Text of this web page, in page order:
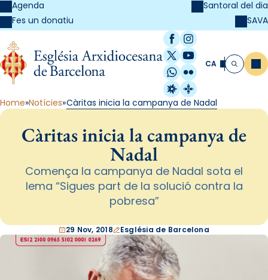
Agenda
Fes un donatiu
Santoral del dia
SAVA
Facebook
Instagram
X / Twitter
YouTube
WhatsApp
Flickr
Radio Estel
Catalunya
CA Cerca
Home Notícies Càritas inicia la campanya de Nadal
Càritas inicia la campanya de
Nadal
Comença la campanya de Nadal sota el
lema “Sigues part de la solució contra la
pobresa”
29 Nov, 2018 Església de Barcelona